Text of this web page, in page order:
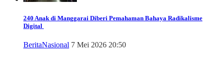
240 Anak di Manggarai Diberi Pemahaman Bahaya Radikalisme
Digital
BeritaNasional 7 Mei 2026 20:50